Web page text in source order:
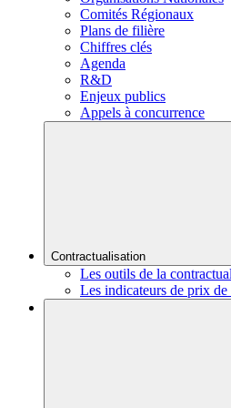
Comités Régionaux
Plans de filière
Chiffres clés
Agenda
R&D
Enjeux publics
Appels à concurrence
Contractualisation
Les outils de la
Les indicateurs de prix